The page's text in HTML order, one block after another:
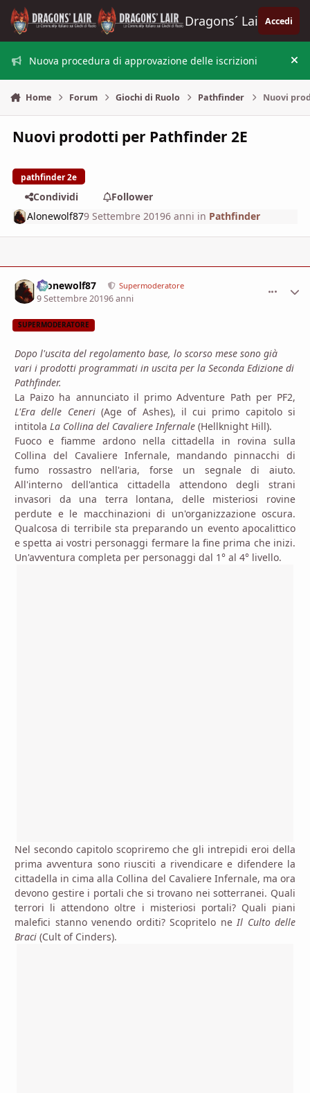
Vai al contenuto
Dragons´ Lair Accedi
Nuova procedura di approvazione delle iscrizioni
Home Forum Giochi di Ruolo Pathfinder Nuovi
Nuovi prodotti per Pathfinder 2E
pathfinder 2e
Condividi
Follower
Alonewolf879 Settembre 20196 anni in Pathfinder
Alonewolf87 Supermoderatore
9 Settembre 20196 anni
SUPERMODERATORE
Dopo l'uscita del regolamento base, lo scorso mese sono già
vari i prodotti programmati in uscita per la Seconda Edizione di
Pathfinder.
La Paizo ha annunciato il primo Adventure Path per PF2,
L'Era delle Ceneri(Age of Ashes), il cui primo capitolo si
intitola La Collina del Cavaliere Infernale (Hellknight Hill).
Fuoco e fiamme ardono nella cittadella in rovina sulla
Collina del Cavaliere Infernale, mandando pinnacchi di
fumo rossastro nell'aria, forse un segnale di aiuto.
All'interno dell'antica cittadella attendono degli strani
invasori da una terra lontana, delle misteriosi rovine
perdute e le macchinazioni di un'organizzazione oscura.
Qualcosa di terribile sta preparando un evento apocalittico
e spetta ai vostri personaggi fermare la fine prima che inizi.
Un'avventura completa per personaggi dal 1° al 4° livello.
Nel secondo capitolo scopriremo che gli intrepidi eroi della
prima avventura sono riusciti a rivendicare e difendere la
cittadella in cima alla Collina del Cavaliere Infernale, ma ora
devono gestire i portali che si trovano nei sotterranei. Quali
terrori li attendono oltre i misteriosi portali? Quali piani
malefici stanno venendo orditi? Scopritelo ne Il Culto delle
Braci (Cult of Cinders).